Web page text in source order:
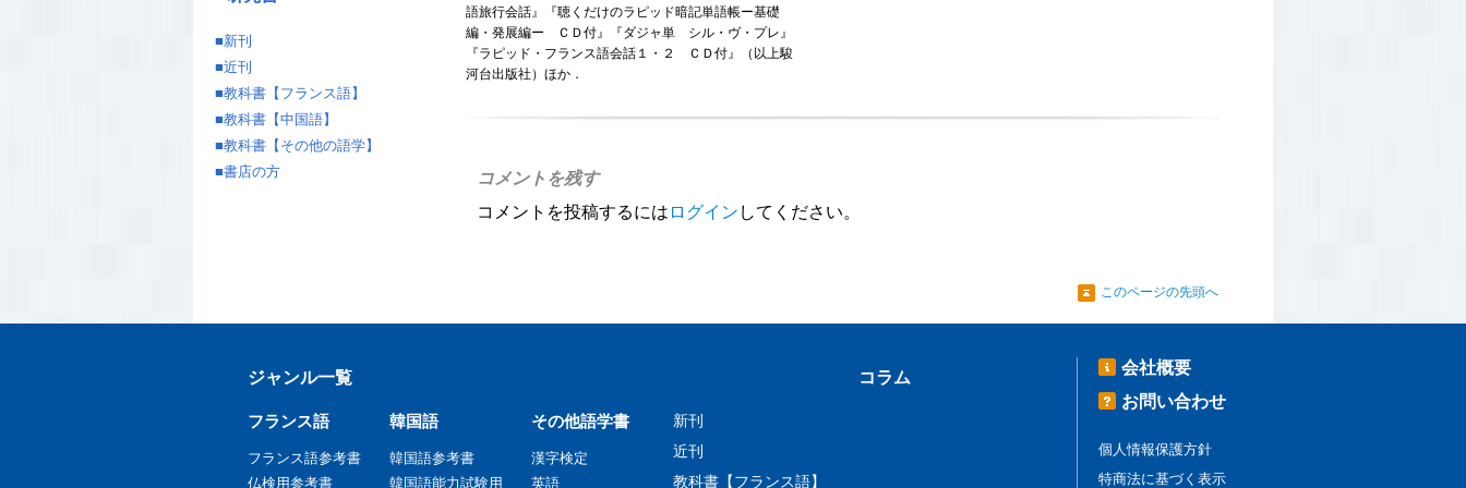
語旅行会話』『聴くだけのラピッド暗記単語帳ー基礎
編・発展編ー ＣＤ付』『ダジャ単 シル・ヴ・プレ』
『ラピッド・フランス語会話１・２ ＣＤ付』（以上駿
河台出版社）ほか．
コメントを残す
コメントを投稿するには ログイン してください。
このページの先頭へ
■新刊
■近刊
■教科書【フランス語】
■教科書【中国語】
■教科書【その他の語学】
■書店の方
ジャンル一覧 コラム
フランス語
フランス語参考書
仏検用参考書
韓国語
韓国語参考書
韓国語能力試験用
その他語学書
漢字検定
英語
新刊
近刊
教科書【フランス語】
会社概要
お問い合わせ
個人情報保護方針
特商法に基づく表示